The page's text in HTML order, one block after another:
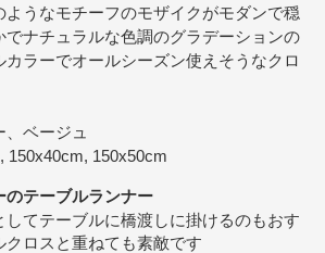
うなモチーフのモザイクがモダンで穏
でナチュラルな色調のグラデーションの
カラーでオールシーズン使えそうなクロ
ベージュ
150x40cm, 150x50cm
のテーブルランナー
してテーブルに橋渡しに掛けるのもおす
ロスと重ねても素敵です